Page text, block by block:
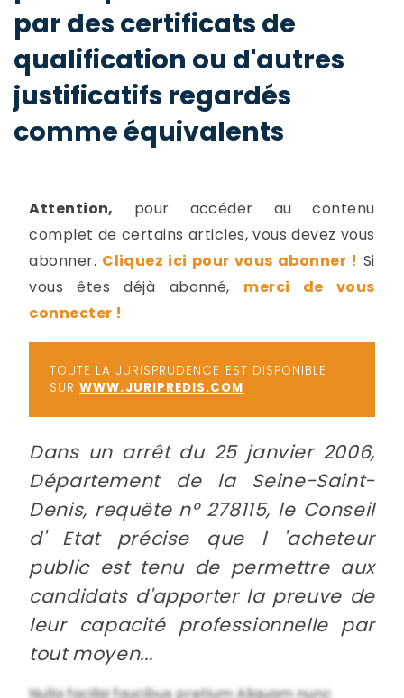
par des certificats de
qualification ou d'autres
justificatifs regardés
comme équivalents
Attention, pour accéder au contenu
complet de certains articles, vous devez vous
abonner. Cliquez ici pour vous abonner ! Si
vous êtes déjà abonné, merci de vous
connecter !
TOUTE LA JURISPRUDENCE EST DISPONIBLE
SURWWW.JURIPREDIS.COM
Dans un arrêt du 25 janvier 2006,
Département de la Seine-Saint-
Denis, requête n° 278115, le Conseil
d' Etat précise que l 'acheteur
public est tenu de permettre aux
candidats d'apporter la preuve de
leur capacité professionnelle par
tout moyen...